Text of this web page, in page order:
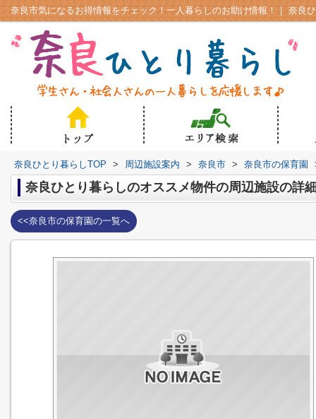
奈良ひとり暮らしTOP > 周辺施設案内 > 奈良市 > 奈良市の保育園
奈良ひとり暮らしのオススメ物件の周辺施設の詳
<<奈良市の保育園の一覧へ